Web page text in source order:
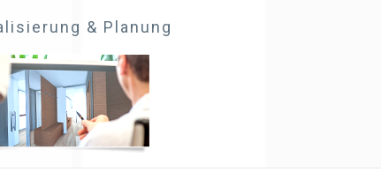
& Planung